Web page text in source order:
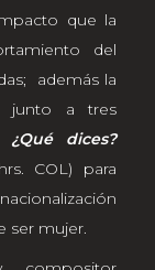
que la
del
además la
junto a tres
¿Qué dices?
COL) para
ser mujer.